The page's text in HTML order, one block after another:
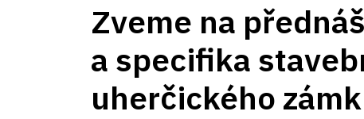
Zveme na
a specifika
uherčického